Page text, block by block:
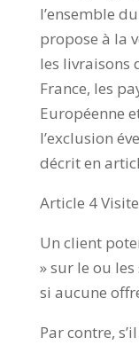
l’ensemble
propose à la
les livraisons
France, les
Européenne
l’exclusion
décrit en
Article 4
Un client
» sur le ou
si aucune
Par contre,